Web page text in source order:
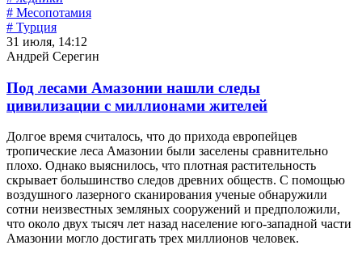
# Месопотамия
# Турция
31 июля, 14:12
Андрей Серегин
Под лесами Амазонии нашли следы
цивилизации с миллионами жителей
Долгое время считалось, что до прихода европейцев
тропические леса Амазонии были заселены сравнительно
плохо. Однако выяснилось, что плотная растительность
скрывает большинство следов древних обществ. С помощью
воздушного лазерного сканирования ученые обнаружили
сотни неизвестных земляных сооружений и предположили,
что около двух тысяч лет назад население юго-западной части
Амазонии могло достигать трех миллионов человек.